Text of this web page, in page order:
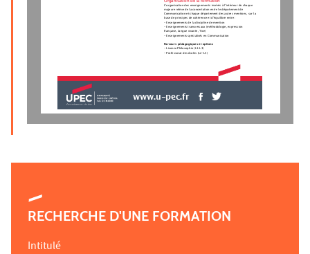
L’organisation des enseignements insérés à l’intérieur de chaque
majeure relève de la concertation entre le département de
Communication et chaque département des autres mentions, sur la
base de principes de cohérence et d’équilibre entre :
- Enseignements de la discipline de mention
- Enseignements transversaux (méthodologie, expression
française, langue vivante, Tice)
- Enseignements spécialisés en Communication
Parcours pédagogiques et options
- Licence Philosophie (L1-L3)
- Professorat des écoles (L2-L3)
www.u-pec.fr
RECHERCHE D'UNE FORMATION
Intitulé